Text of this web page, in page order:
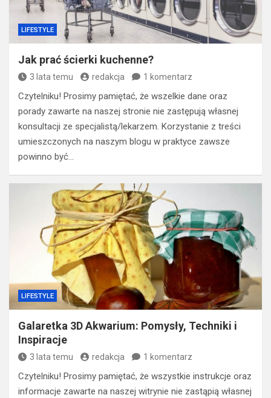
LIFESTYLE
Jak prać ścierki kuchenne?
3 lata temu redakcja 1 komentarz
Czytelniku! Prosimy pamiętać, że wszelkie dane oraz
porady zawarte na naszej stronie nie zastępują własnej
konsultacji ze specjalistą/lekarzem. Korzystanie z treści
umieszczonych na naszym blogu w praktyce zawsze
powinno być…
LIFESTYLE
Galaretka 3D Akwarium: Pomysły, Techniki i
Inspiracje
3 lata temu redakcja 1 komentarz
Czytelniku! Prosimy pamiętać, że wszystkie instrukcje oraz
informacje zawarte na naszej witrynie nie zastąpią własnej